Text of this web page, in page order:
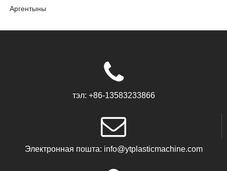
Аргентыны
тэл: +86-13583233866
Электронная пошта: info@ytplasticmachine.com